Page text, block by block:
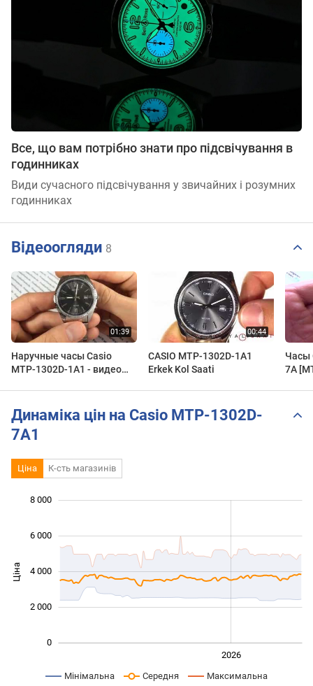
Все, що вам потрібно знати про підсвічування в
годинниках
Види сучасного підсвічування у звичайних і розумних
годинниках
Відеоогляди 8
Наручные часы Casio
MTP-1302D-1A1 - видео
CASIO MTP-1302D-1A1
Erkek Kol Saati
Часы
7A
Динаміка цін на Casio MTP-1302D-
7A1
Ціна К-сть магазинів
Ціна 1 000
0
2 000
4 000
6 000
8 000
2026
Мінімальна Середня Максимальна